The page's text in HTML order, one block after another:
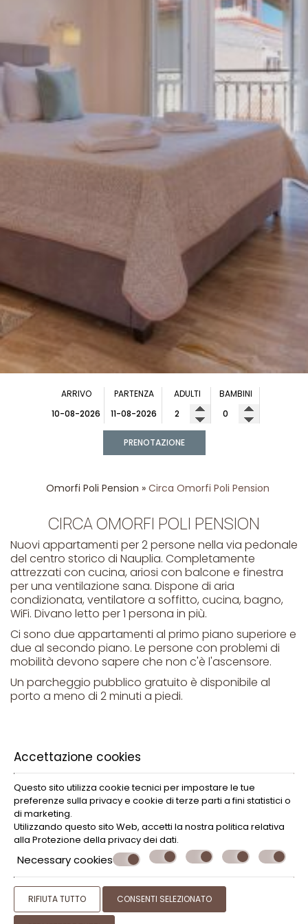
ARRIVO PARTENZA ADULTI BAMBINI
PRENOTAZIONE
Omorfi Poli Pension » Circa Omorfi Poli Pension
CIRCA OMORFI POLI PENSION
Nuovi appartamenti per 2 persone nella via pedonale
del centro storico di Nauplia. Completamente
attrezzati con cucina, ariosi con balcone e finestra
per una ventilazione sana. Dispone di aria
condizionata, ventilatore a soffitto, cucina, bagno,
WiFi. Divano letto per 1 persona in più.
Ci sono due appartamenti al primo piano superiore e
due al secondo piano. Le persone con problemi di
mobilità devono sapere che non c'è l'ascensore.
Un parcheggio pubblico gratuito è disponibile al
porto a meno di 2 minuti a piedi.
Fare una prenotazione
PRENOTAZIONE
» Circa Omorfi Poli Pension
Accettazione cookies
Questo sito utilizza cookie tecnici per impostare le tue
preferenze sulla privacy e cookie di terze parti a fini statistici o
di marketing.
Utilizzando questo sito Web, accetti la nostra politica relativa
alla Protezione della privacy dei dati.
Necessary cookies
RIFIUTA TUTTO CONSENTI SELEZIONATO